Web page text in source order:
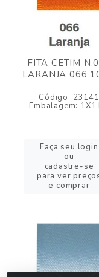
FITA CETIM
LARANJA 066
Código: 23141
Embalagem: 1X1
Faça seu login
ou
cadastre-se
para ver
e comprar